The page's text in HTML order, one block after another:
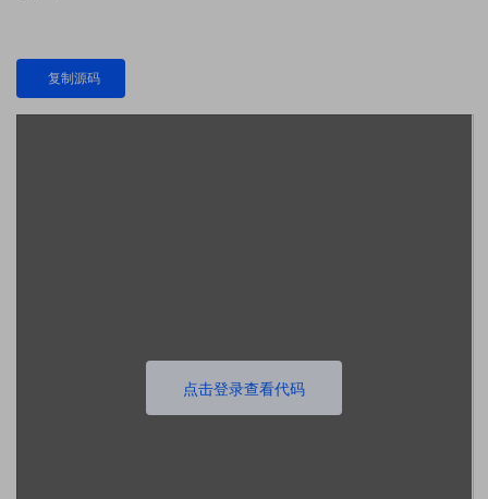
复制源码
点击登录查看代码